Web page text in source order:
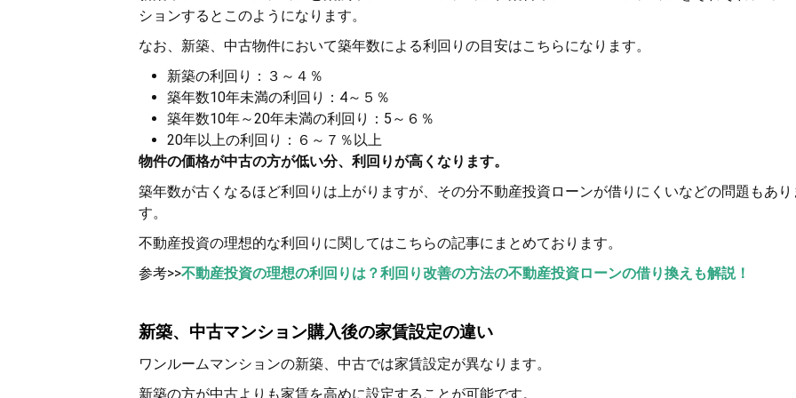
ションするとこのようになります。
なお、新築、中古物件において築年数による利回りの目安はこちらになります。
新築の利回り：３～４％
築年数10年未満の利回り：4～５％
築年数10年～20年未満の利回り：5～６％
20年以上の利回り：６～７％以上
物件の価格が中古の方が低い分、利回りが高くなります。
築年数が古くなるほど利回りは上がりますが、その分不動産投資ローンが借りにくいなどの問題もあり
す。
不動産投資の理想的な利回りに関してはこちらの記事にまとめております。
参考>>不動産投資の理想の利回りは？利回り改善の方法の不動産投資ローンの借り換えも解説！
新築、中古マンション購入後の家賃設定の違い
ワンルームマンションの新築、中古では家賃設定が異なります。
新築の方が中古よりも家賃を高めに設定することが可能です。